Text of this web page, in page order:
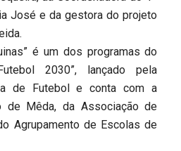
José e da gestora do projeto
é um dos programas do
2030”, lançado pela
de Futebol e conta com a
de Mêda, da Associação de
Agrupamento de Escolas de